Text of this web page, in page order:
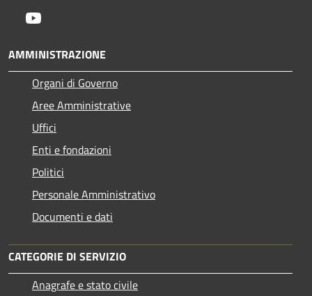
AMMINISTRAZIONE
Organi di Governo
Aree Amministrative
Uffici
Enti e fondazioni
Politici
Personale Amministrativo
Documenti e dati
CATEGORIE DI SERVIZIO
Anagrafe e stato civile